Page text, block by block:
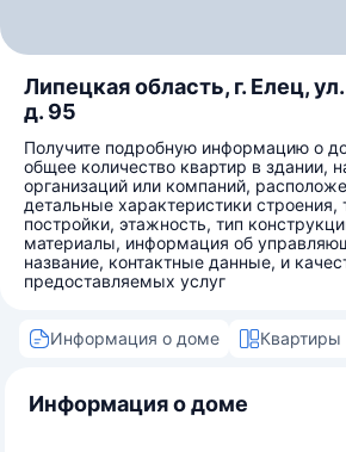
Липецкая область, г. Елец,
д. 95
Получите подробную информацию о
общее количество квартир в здании,
организаций или компаний,
детальные характеристики строения,
постройки, этажность, тип
материалы, информация об
название, контактные данные, и
предоставляемых услуг
Информация о доме Квартиры
Информация о доме